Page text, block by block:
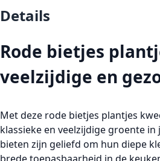
Details
Rode bietjes
veelzijdige en
Met deze rode bietjes plantjes
klassieke en veelzijdige groente in
bieten zijn geliefd om hun diepe
brede toepasbaarheid in de